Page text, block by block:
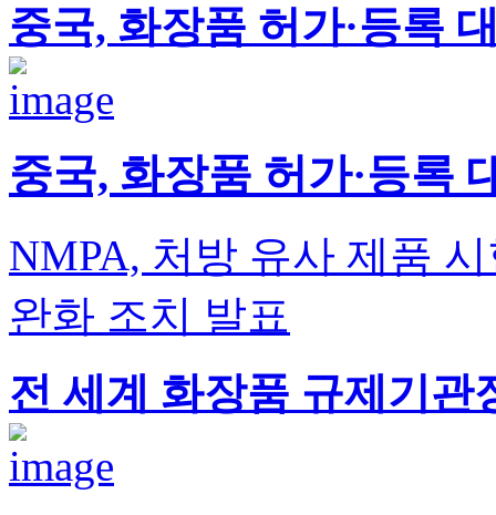
중국, 화장품 허가·등록
중국, 화장품 허가·등록
NMPA, 처방 유사 제품
완화 조치 발표
전 세계 화장품 규제기관